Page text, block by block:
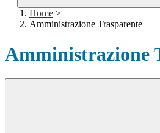
Home >
Amministrazione Trasparente
Amministrazione